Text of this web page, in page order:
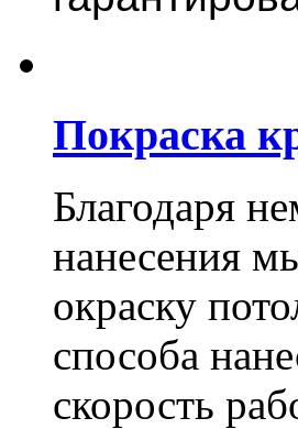
Покраска
Благодаря
нанесения
окраску
способа
скорость